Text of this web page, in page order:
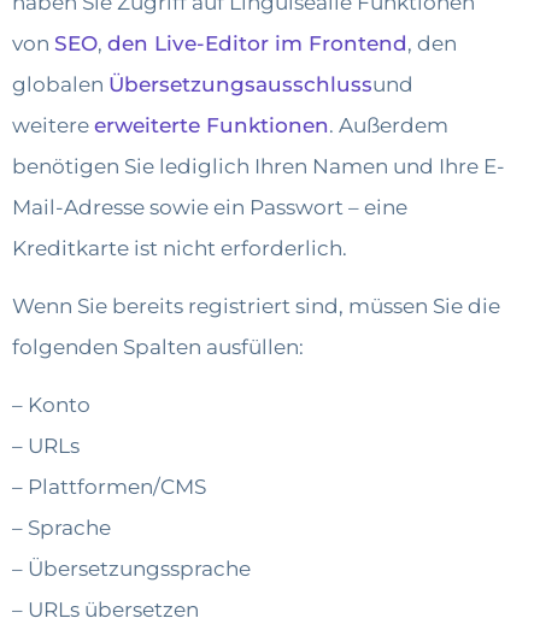
von SEO, den Live-Editor im Frontend, den
globalen Übersetzungsausschlussund
weitere erweiterte Funktionen. Außerdem
benötigen Sie lediglich Ihren Namen und Ihre E-
Mail-Adresse sowie ein Passwort – eine
Kreditkarte ist nicht erforderlich.
Wenn Sie bereits registriert sind, müssen Sie die
folgenden Spalten ausfüllen:
– Konto
– URLs
– Plattformen/CMS
– Sprache
– Übersetzungssprache
– URLs übersetzen